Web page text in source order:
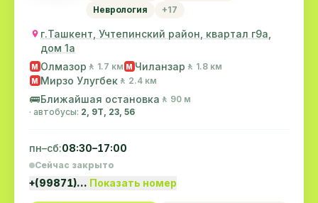
Неврология
+17
г.Ташкент, Учтепинский район, квартал г9а,
дом 1а
M Олмазор 🚶 1.7 км M Чиланзар 🚶 1.8 км
M Мирзо Улугбек 🚶 2.4 км
🚌Ближайшая остановка 🚶 90 м
· автобусы: 2, 9Т, 23, 56
пн–сб:08:30–17:00
Сейчас закрыто
+(99871)… Показать номер